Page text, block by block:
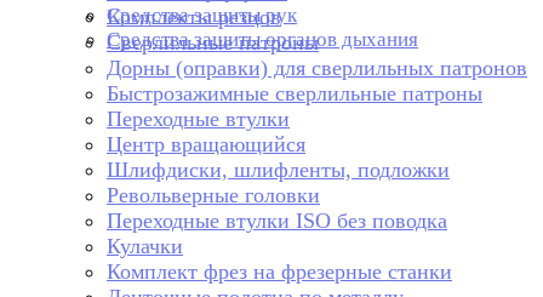
Средства защиты рук
Средства защиты органов дыхания
Комплекты резцов
Сверлильные патроны
Дорны (оправки) для сверлильных патронов
Быстрозажимные сверлильные патроны
Переходные втулки
Центр вращающийся
Шлифдиски, шлифленты, подложки
Револьверные головки
Переходные втулки ISO без поводка
Кулачки
Комплект фрез на фрезерные станки